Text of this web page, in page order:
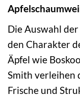
Die Auswahl
den Charakter
Äpfel wie
Smith verleihen
Frische und